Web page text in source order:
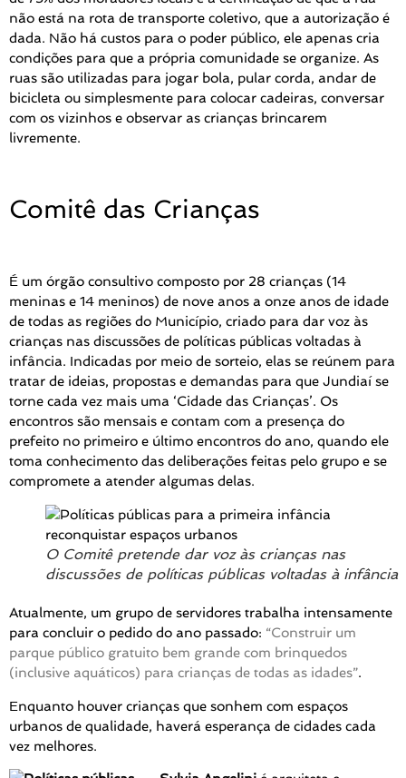
não está na rota de transporte coletivo, que a autorização é
dada. Não há custos para o poder público, ele apenas cria
condições para que a própria comunidade se organize. As
ruas são utilizadas para jogar bola, pular corda, andar de
bicicleta ou simplesmente para colocar cadeiras, conversar
com os vizinhos e observar as crianças brincarem
livremente.
Comitê das Crianças
É um órgão consultivo composto por 28 crianças (14
meninas e 14 meninos) de nove anos a onze anos de idade
de todas as regiões do Município, criado para dar voz às
crianças nas discussões de políticas públicas voltadas à
infância. Indicadas por meio de sorteio, elas se reúnem para
tratar de ideias, propostas e demandas para que Jundiaí se
torne cada vez mais uma ‘Cidade das Crianças’. Os
encontros são mensais e contam com a presença do
prefeito no primeiro e último encontros do ano, quando ele
toma conhecimento das deliberações feitas pelo grupo e se
compromete a atender algumas delas.
O Comitê pretende dar voz às crianças nas
discussões de políticas públicas voltadas à infância
Atualmente, um grupo de servidores trabalha intensamente
para concluir o pedido do ano passado: “Construir um
parque público gratuito bem grande com brinquedos
(inclusive aquáticos) para crianças de todas as idades”.
Enquanto houver crianças que sonhem com espaços
urbanos de qualidade, haverá esperança de cidades cada
vez melhores.